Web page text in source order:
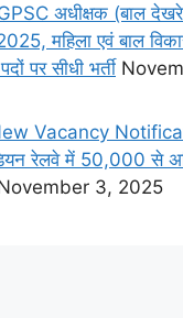
अधीक्षक (बाल
महिला एवं बाल
पर सीधी भर्ती
Vacancy
रेलवे में 50,000 से
3, 2025